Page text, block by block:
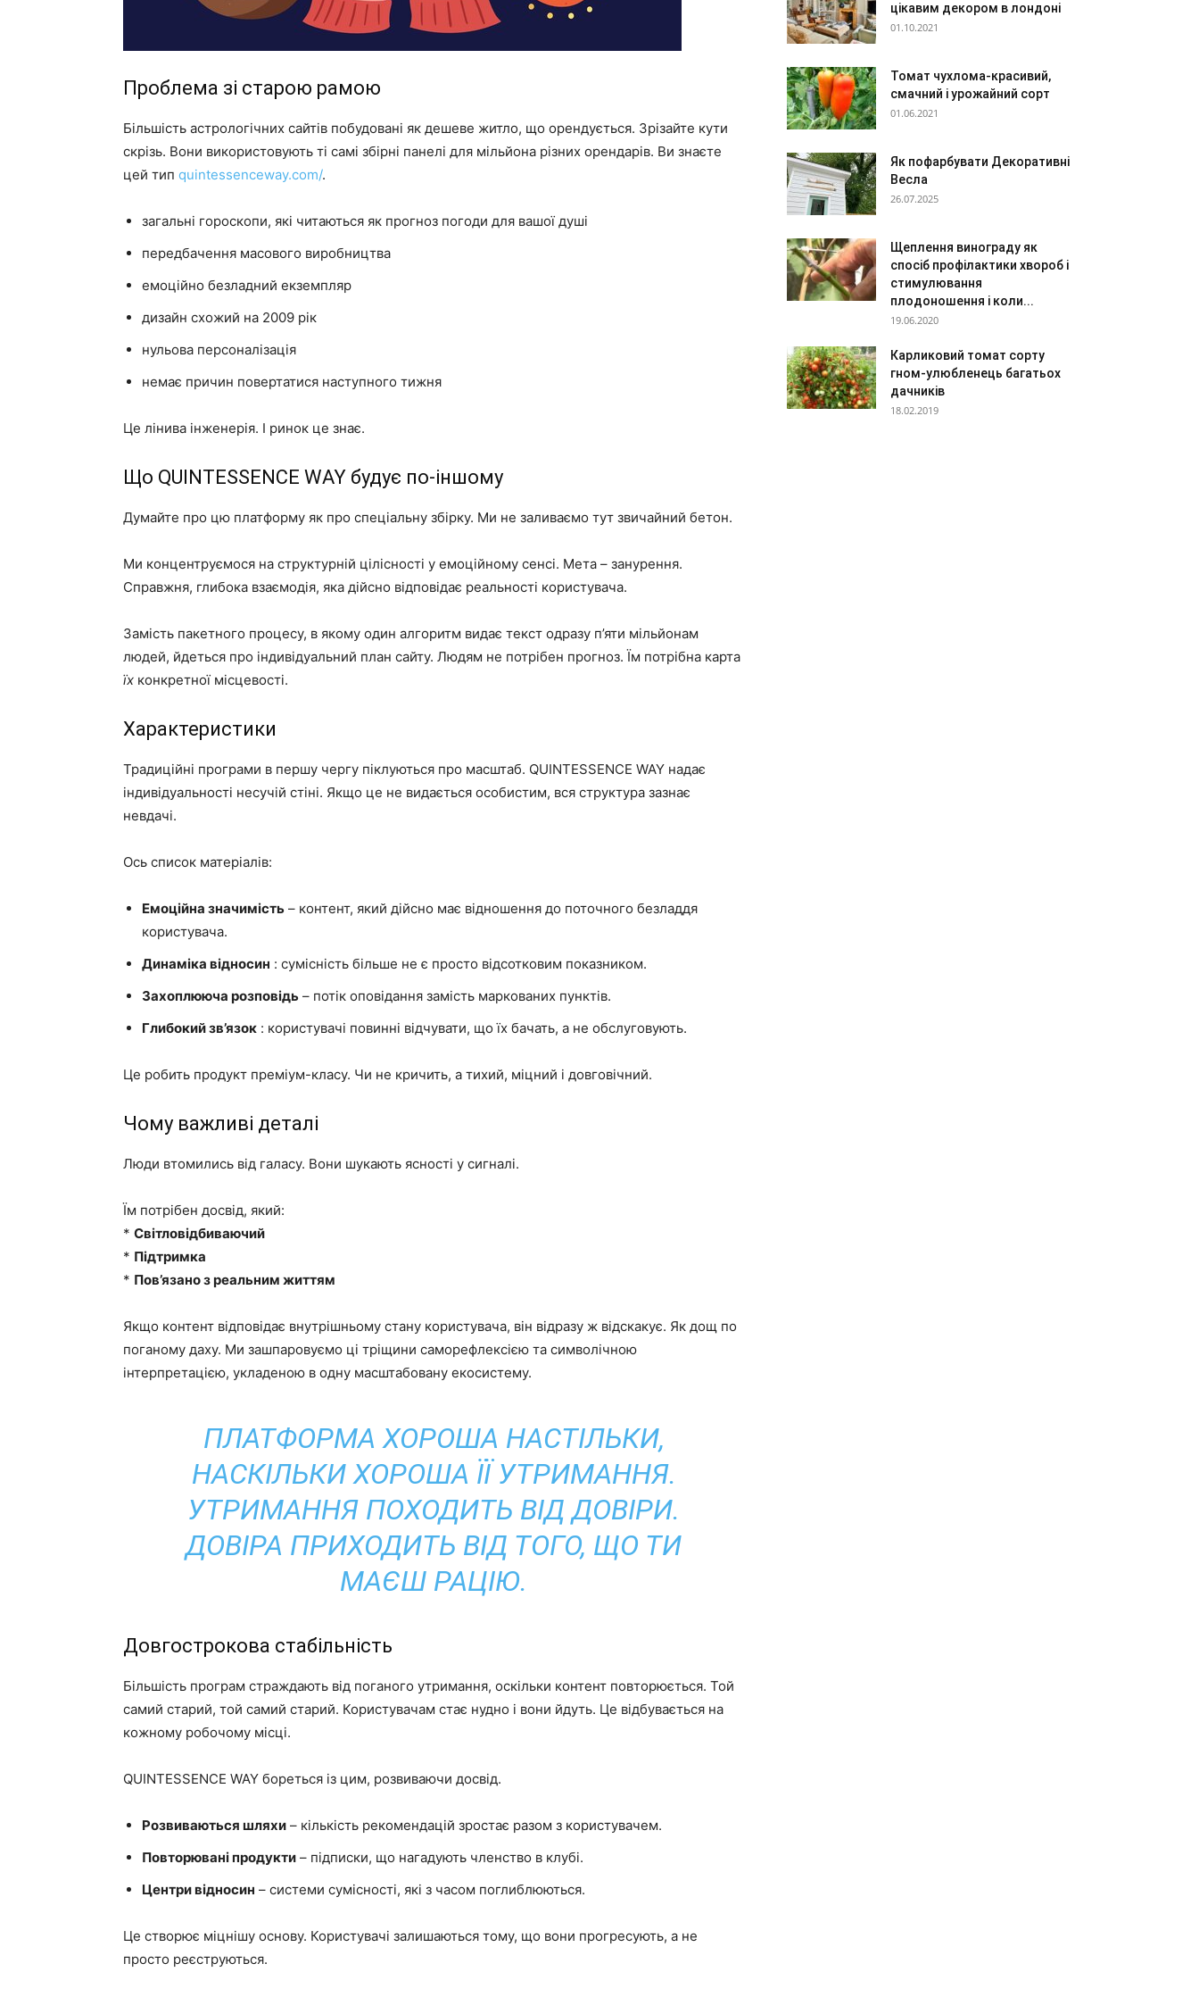
Проблема зі старою рамою
Більшість астрологічних сайтів побудовані як дешеве житло, що орендується. Зрізайте кути
скрізь. Вони використовують ті самі збірні панелі для мільйона різних орендарів. Ви знаєте
цей тип quintessenceway.com/.
загальні гороскопи, які читаються як прогноз погоди для вашої душі
передбачення масового виробництва
емоційно безладний екземпляр
дизайн схожий на 2009 рік
нульова персоналізація
немає причин повертатися наступного тижня
Це лінива інженерія. І ринок це знає.
Що QUINTESSENCE WAY будує по-іншому
Думайте про цю платформу як про спеціальну збірку. Ми не заливаємо тут звичайний бетон.
Ми концентруємося на структурній цілісності у емоційному сенсі. Мета – занурення.
Справжня, глибока взаємодія, яка дійсно відповідає реальності користувача.
Замість пакетного процесу, в якому один алгоритм видає текст одразу п’яти мільйонам
людей, йдеться про індивідуальний план сайту. Людям не потрібен прогноз. Їм потрібна карта
їх конкретної місцевості.
Характеристики
Традиційні програми в першу чергу піклуються про масштаб. QUINTESSENCE WAY надає
індивідуальності несучій стіні. Якщо це не видається особистим, вся структура зазнає
невдачі.
Ось список матеріалів:
Емоційна значимість – контент, який дійсно має відношення до поточного безладдя
користувача.
Динаміка відносин : сумісність більше не є просто відсотковим показником.
Захоплююча розповідь – потік оповідання замість маркованих пунктів.
Глибокий зв’язок : користувачі повинні відчувати, що їх бачать, а не обслуговують.
Це робить продукт преміум-класу. Чи не кричить, а тихий, міцний і довговічний.
Чому важливі деталі
Люди втомились від галасу. Вони шукають ясності у сигналі.
Їм потрібен досвід, який:
* Світловідбиваючий
* Підтримка
* Пов’язано з реальним життям
Якщо контент відповідає внутрішньому стану користувача, він відразу ж відскакує. Як дощ по
поганому даху. Ми зашпаровуємо ці тріщини саморефлексією та символічною
інтерпретацією, укладеною в одну масштабовану екосистему.
ПЛАТФОРМА ХОРОША НАСТІЛЬКИ,
НАСКІЛЬКИ ХОРОША ЇЇ УТРИМАННЯ.
УТРИМАННЯ ПОХОДИТЬ ВІД ДОВІРИ.
ДОВІРА ПРИХОДИТЬ ВІД ТОГО, ЩО ТИ
МАЄШ РАЦІЮ.
Довгострокова стабільність
Більшість програм страждають від поганого утримання, оскільки контент повторюється. Той
самий старий, той самий старий. Користувачам стає нудно і вони йдуть. Це відбувається на
кожному робочому місці.
QUINTESSENCE WAY бореться із цим, розвиваючи досвід.
Розвиваються шляхи – кількість рекомендацій зростає разом з користувачем.
Повторювані продукти – підписки, що нагадують членство в клубі.
Центри відносин – системи сумісності, які з часом поглиблюються.
Це створює міцнішу основу. Користувачі залишаються тому, що вони прогресують, а не
просто реєструються.
цікавим декором в лондоні
01.10.2021
Томат чухлома-красивий,
смачний і урожайний сорт
01.06.2021
Як пофарбувати Декоративні
Весла
26.07.2025
Щеплення винограду як
спосіб профілактики хвороб і
стимулювання
плодоношення і коли...
19.06.2020
Карликовий томат сорту
гном-улюбленець багатьох
дачників
18.02.2019